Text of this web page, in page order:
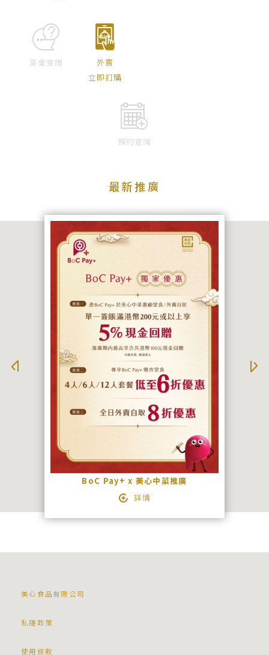
預約查詢
宴會查詢
外賣
立即訂購
最新推廣
BoC Pay+ x 美心中菜推廣
詳情
美心食品有限公司
私隱政策
使用條款